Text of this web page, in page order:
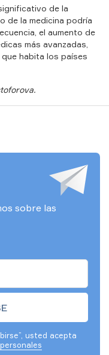
de la
de la medicina podría
el aumento de
más avanzadas,
habita los países
sobre las
usted acepta